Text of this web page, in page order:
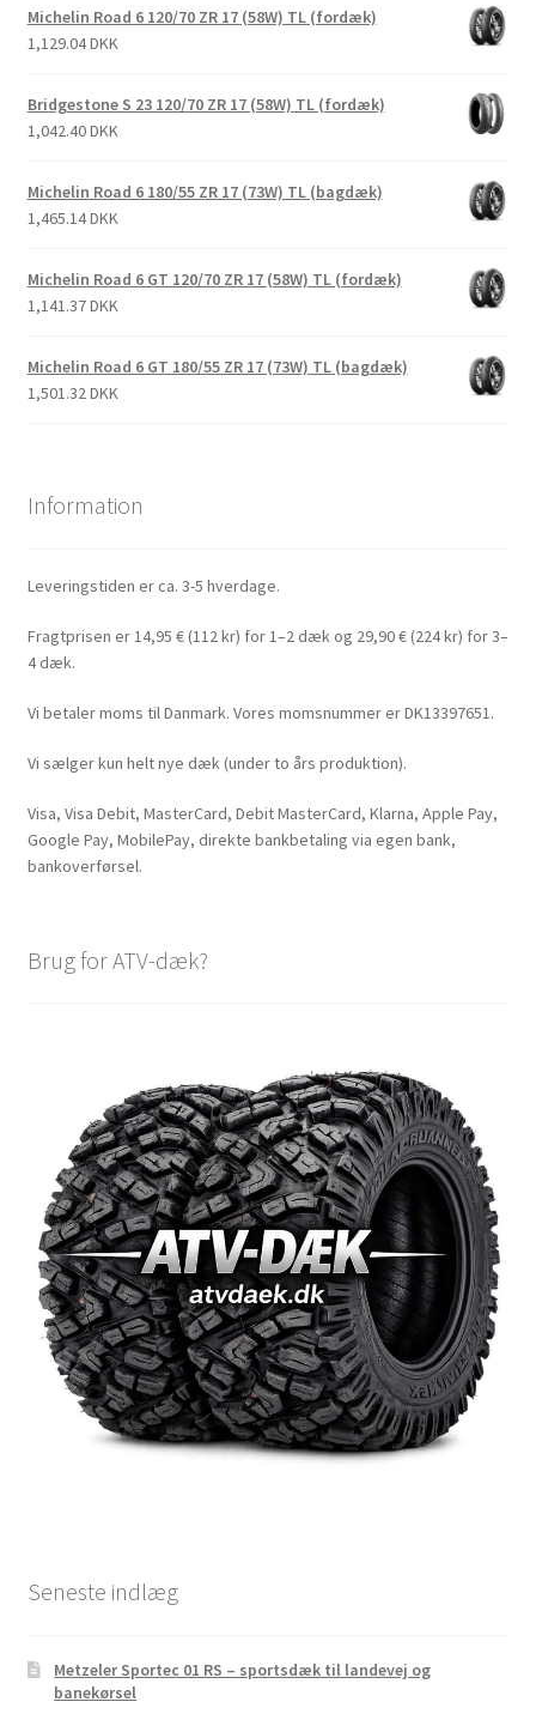
Michelin Road 6 120/70 ZR 17 (58W) TL (fordæk)
1,129.04 DKK
Bridgestone S 23 120/70 ZR 17 (58W) TL (fordæk)
1,042.40 DKK
Michelin Road 6 180/55 ZR 17 (73W) TL (bagdæk)
1,465.14 DKK
Michelin Road 6 GT 120/70 ZR 17 (58W) TL (fordæk)
1,141.37 DKK
Michelin Road 6 GT 180/55 ZR 17 (73W) TL (bagdæk)
1,501.32 DKK
Information
Leveringstiden er ca. 3-5 hverdage.
Fragtprisen er 14,95 € (112 kr) for 1–2 dæk og 29,90 € (224 kr) for 3–
4 dæk.
Vi betaler moms til Danmark. Vores momsnummer er DK13397651.
Vi sælger kun helt nye dæk (under to års produktion).
Visa, Visa Debit, MasterCard, Debit MasterCard, Klarna, Apple Pay,
Google Pay, MobilePay, direkte bankbetaling via egen bank,
bankoverførsel.
Brug for ATV-dæk?
Seneste indlæg
Metzeler Sportec 01 RS – sportsdæk til landevej og
banekørsel